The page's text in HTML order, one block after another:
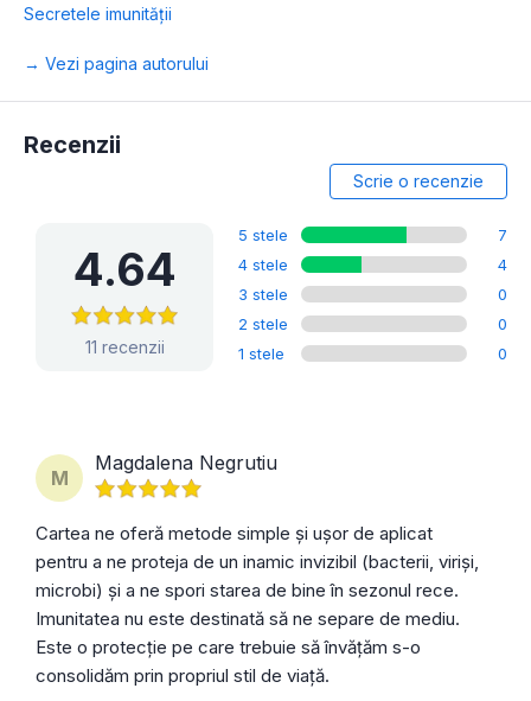
Secretele imunității
→ Vezi pagina autorului
Recenzii
Scrie o recenzie
4.64
11 recenzii
5 stele
7
4 stele
4
3 stele
0
2 stele
0
1 stele
0
M
Magdalena Negrutiu
Cartea ne oferă metode simple și ușor de aplicat
pentru a ne proteja de un inamic invizibil (bacterii, viriși,
microbi) și a ne spori starea de bine în sezonul rece.
Imunitatea nu este destinată să ne separe de mediu.
Este o protecție pe care trebuie să învățăm s-o
consolidăm prin propriul stil de viață.